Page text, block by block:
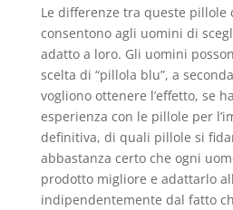
Le differenze tra queste pillole
consentono agli uomini di
adatto a loro. Gli uomini
scelta di “pillola blu”, a
vogliono ottenere l’effetto, se
esperienza con le pillole per
definitiva, di quali pillole si
abbastanza certo che ogni
prodotto migliore e adattarlo
indipendentemente dal fatto